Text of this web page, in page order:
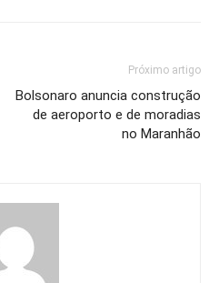
Próximo artigo
Bolsonaro anuncia construção
de aeroporto e de moradias
no Maranhão